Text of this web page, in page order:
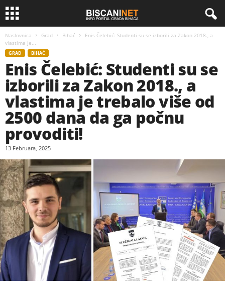
Naslovnica Grad Bihać
Enis Čelebić: Studenti su se izborili za Zakon 2018., a
vlastima je...
GRAD BIHAĆ
Enis Čelebić: Studenti su se
izborili za Zakon 2018., a
vlastima je trebalo više od
2500 dana da ga počnu
provoditi!
13 Februara, 2025